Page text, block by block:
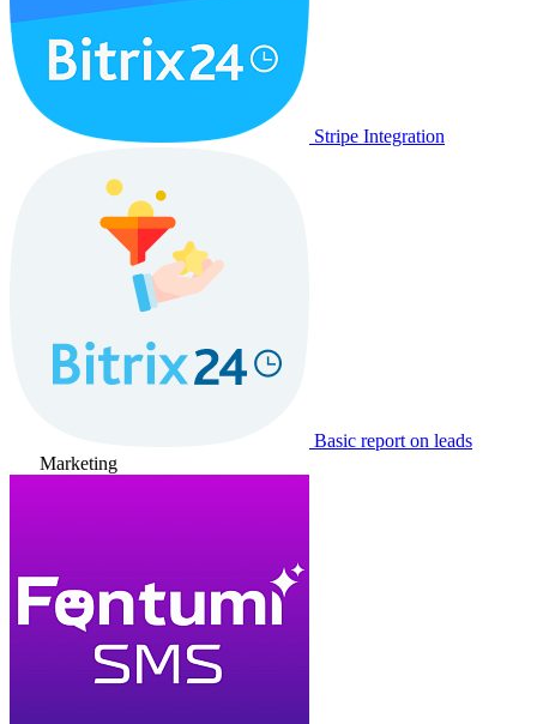
Stripe Integration
Basic report on leads
Marketing